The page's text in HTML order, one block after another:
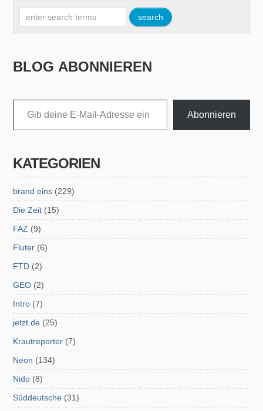
BLOG ABONNIEREN
Gib deine E-Mail-Adresse ein ...
Abonnieren
KATEGORIEN
brand eins (229)
Die Zeit (15)
FAZ (9)
Fluter (6)
FTD (2)
GEO (2)
Intro (7)
jetzt.de (25)
Krautreporter (7)
Neon (134)
Nido (8)
Süddeutsche (31)